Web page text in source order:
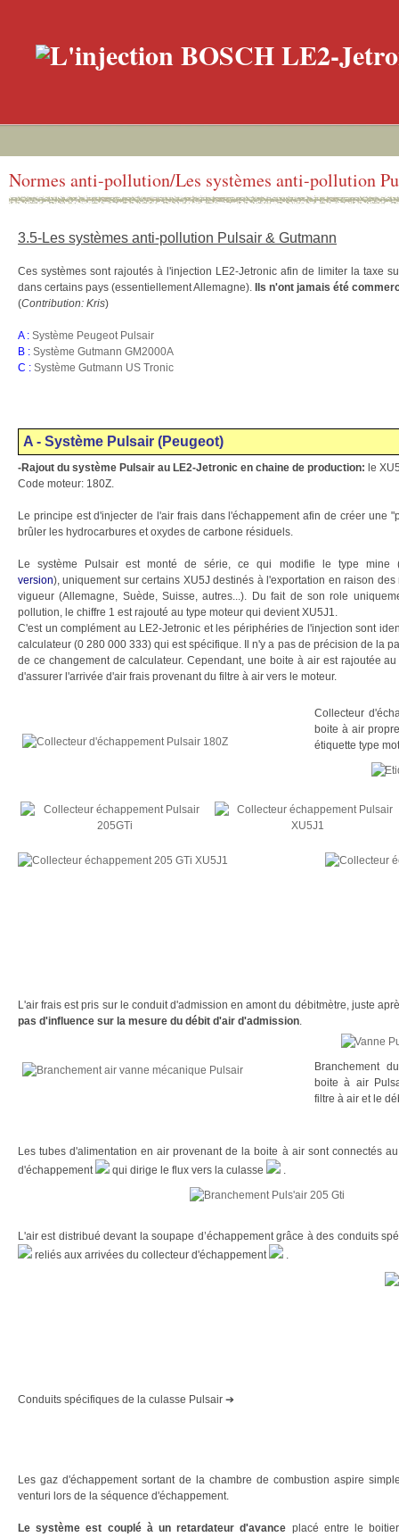
Normes anti-pollution/Les systèmes anti-pollution
3.5-Les systèmes anti-pollution Pulsair & Gutmann
Ces systèmes sont rajoutés à l'injection LE2-Jetronic afin de limiter la taxe
dans certains pays (essentiellement Allemagne).
Ils n'ont jamais été
(Contribution: Kris)
A : Système Peugeot Pulsair
B : Système Gutmann GM2000A
C : Système Gutmann US Tronic
A - Système Pulsair (Peugeot)
-Rajout du système Pulsair au LE2-Jetronic en chaine de production: le
Code moteur: 180Z.
Le principe est d'injecter de l'air frais dans l'échappement afin de créer une
brûler les hydrocarbures et oxydes de carbone résiduels.
Le système Pulsair est monté de série, ce qui modifie le type mine
version), uniquement sur certains XU5J destinés à l'exportation en raison
vigueur (Allemagne, Suède, Suisse, autres...). Du fait de son role
pollution, le chiffre 1 est rajouté au type moteur qui devient XU5J1.
C'est un complément au LE2-Jetronic et les périphéries de l'injection sont
calculateur (0 280 000 333) qui est spécifique. Il n'y a pas de précision de la
de ce changement de calculateur. Cependant, une boite à air est rajoutée
d'assurer l'arrivée d'air frais provenant du filtre à air vers le moteur.
Collecteur
boite à air
étiquette type
L'air frais est pris sur le conduit d'admission en amont du débitmètre, juste
pas d'influence sur la mesure du débit d'air d'admission.
Branchement
boite à air
filtre à air et le
Les tubes d'alimentation en air provenant de la boite à air sont connectés
d'échappement
qui dirige le flux vers la culasse .
L'air est distribué devant la soupape d’échappement grâce à des conduits
reliés aux arrivées du collecteur d'échappement
.
Conduits spécifiques de la culasse Pulsair ➔
Les gaz d'échappement sortant de la chambre de combustion aspire
venturi lors de la séquence d'échappement.
Le système est couplé à un retardateur d'avance placé entre le